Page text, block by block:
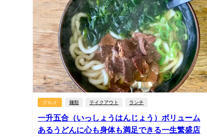
グルメ 麺類 テイクアウト ランチ
一升五合（いっしょうはんじょう）ボリューム
あるうどんに心も身体も満足できる一生繁盛店